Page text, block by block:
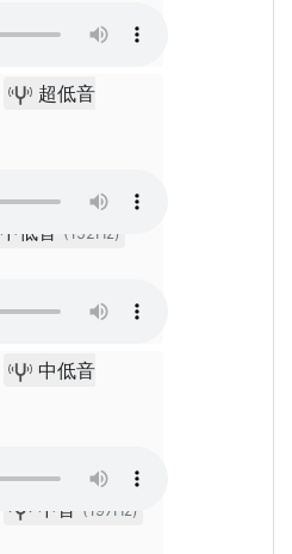
超低音
中低音 (152Hz)
中低音
中音 (197Hz)